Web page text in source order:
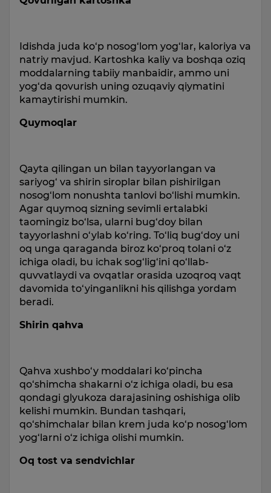
Idishda juda ko‘p nosog‘lom yog‘lar, kaloriya va
natriy mavjud. Kartoshka kaliy va boshqa oziq
moddalarning tabiiy manbaidir, ammo uni
yog‘da qovurish uning ozuqaviy qiymatini
kamaytirishi mumkin.
Quymoqlar
Qayta qilingan un bilan tayyorlangan va
sariyog‘ va shirin siroplar bilan pishirilgan
nosog‘lom nonushta tanlovi bo‘lishi mumkin.
Agar quymoq sizning sevimli ertalabki
taomingiz bo‘lsa, ularni bug‘doy bilan
tayyorlashni o‘ylab ko‘ring. To‘liq bug‘doy uni
oq unga qaraganda biroz ko‘proq tolani o‘z
ichiga oladi, bu ichak sog‘lig‘ini qo‘llab-
quvvatlaydi va ovqatlar orasida uzoqroq vaqt
davomida to‘yinganlikni his qilishga yordam
beradi.
Shirin qahva
Qahva xushbo‘y moddalari ko‘pincha
qo‘shimcha shakarni o‘z ichiga oladi, bu esa
qondagi glyukoza darajasining oshishiga olib
kelishi mumkin. Bundan tashqari,
qo‘shimchalar bilan krem juda ko‘p nosog‘lom
yog‘larni o‘z ichiga olishi mumkin.
Oq tost va sendvichlar